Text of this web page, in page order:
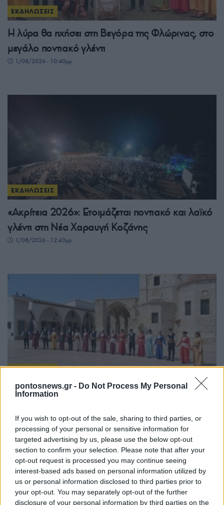
pontosnews.gr - Do Not Process My Personal
Information
If you wish to opt-out of the sale, sharing to third parties, or
processing of your personal or sensitive information for
targeted advertising by us, please use the below opt-out
section to confirm your selection. Please note that after your
opt-out request is processed you may continue seeing
interest-based ads based on personal information utilized by
us or personal information disclosed to third parties prior to
your opt-out. You may separately opt-out of the further
disclosure of your personal information by third parties on the
ΕΚΔΗΛΩΣΕΙΣ
Η λύρα θα ηχήσει στη Βεγόρα της Φλώρινας, στο
μεγάλο ποντιακό γλέντι
1/08/2026 - 10:40μμ
ΕΚΔΗΛΩΣΕΙΣ
«Ακρίτεια 2026»: Ετοιμάζεται ποντιακό και λαϊκό
γλέντι στη Νέα Χαραυγή Κοζάνης
1/08/2026 - 12:43μμ
ΕΚΔΗΛΩΣΕΙΣ
Κλειτιώτικα 2026: Δύο βραδιές γεμάτες ποντιακή
31/07/2026 - 6:03μμ